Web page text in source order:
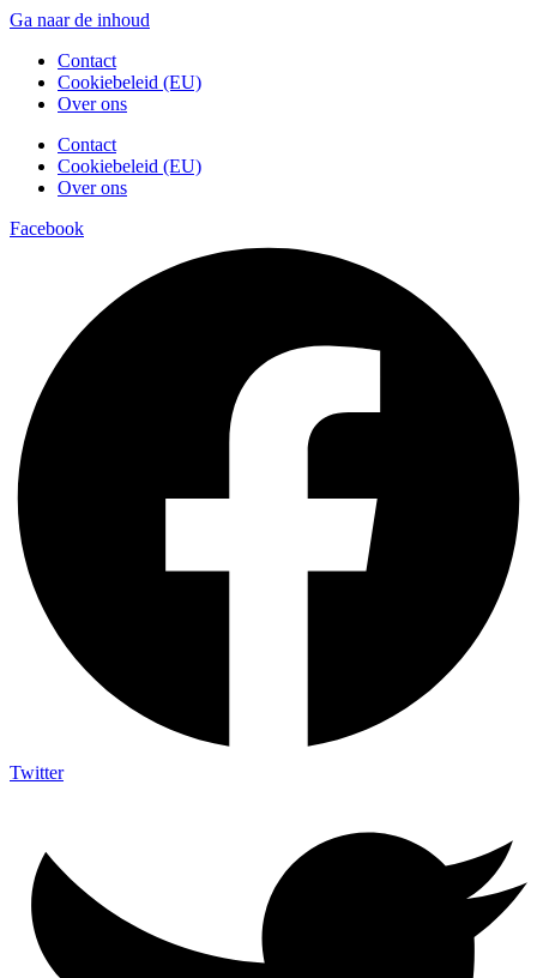
Ga naar de inhoud
Contact
Cookiebeleid (EU)
Over ons
Contact
Cookiebeleid (EU)
Over ons
Facebook
Twitter